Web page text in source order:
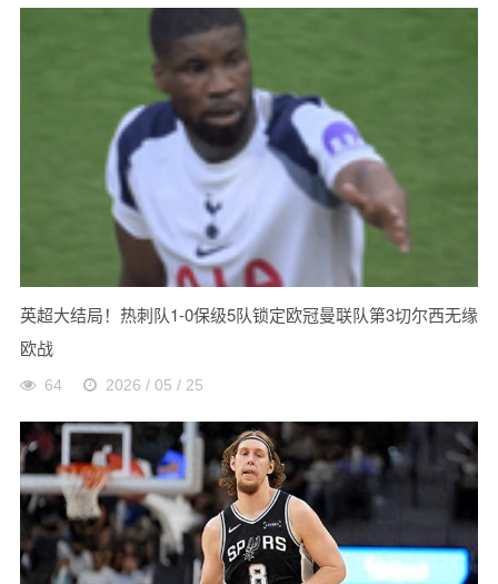
英超大结局！热刺队1-0保级5队锁定欧冠曼联队第3切尔西无缘
欧战
64 2026 / 05 / 25